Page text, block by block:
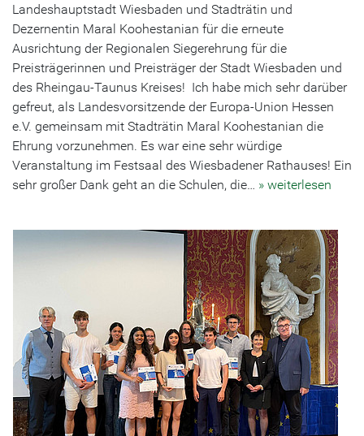
Landeshauptstadt Wiesbaden und Stadträtin und
Dezernentin Maral Koohestanian für die erneute
Ausrichtung der Regionalen Siegerehrung für die
Preisträgerinnen und Preisträger der Stadt Wiesbaden und
des Rheingau-Taunus Kreises! Ich habe mich sehr darüber
gefreut, als Landesvorsitzende der Europa-Union Hessen
e.V. gemeinsam mit Stadträtin Maral Koohestanian die
Ehrung vorzunehmen. Es war eine sehr würdige
Veranstaltung im Festsaal des Wiesbadener Rathauses! Ein
sehr großer Dank geht an die Schulen, die… » weiterlesen